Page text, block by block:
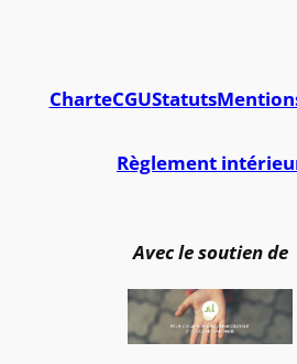
CharteCGUStatuts
Règlement
Avec le soutien de